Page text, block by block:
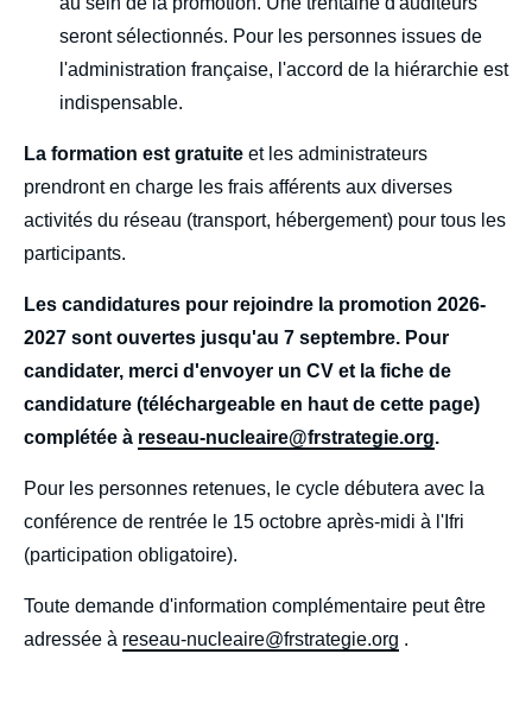
seront sélectionnés. Pour les personnes issues de
l'administration française, l'accord de la hiérarchie est
indispensable.
La formation est gratuite et les administrateurs
prendront en charge les frais afférents aux diverses
activités du réseau (transport, hébergement) pour tous les
participants.
Les candidatures pour rejoindre la promotion 2026-
2027 sont ouvertes jusqu'au 7 septembre. Pour
candidater, merci d'envoyer un CV et la fiche de
candidature (téléchargeable en haut de cette page)
complétée à reseau-nucleaire@frstrategie.org.
Pour les personnes retenues, le cycle débutera avec la
conférence de rentrée le 15 octobre après-midi à l'Ifri
(participation obligatoire).
Toute demande d'information complémentaire peut être
adressée à reseau-nucleaire@frstrategie.org .